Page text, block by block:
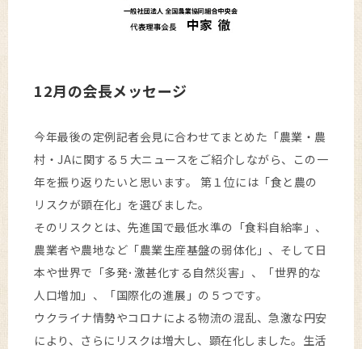
12月の会長メッセージ
今年最後の定例記者会見に合わせてまとめた「農業・農
村・JAに関する５大ニュースをご紹介しながら、この一
年を振り返りたいと思います。 第１位には「食と農の
リスクが顕在化」を選びました。
そのリスクとは、先進国で最低水準の「食料自給率」、
農業者や農地など「農業生産基盤の弱体化」、そして日
本や世界で「多発･激甚化する自然災害」、「世界的な
人口増加」、「国際化の進展」の５つです。
ウクライナ情勢やコロナによる物流の混乱、急激な円安
により、さらにリスクは増大し、顕在化しました。生活